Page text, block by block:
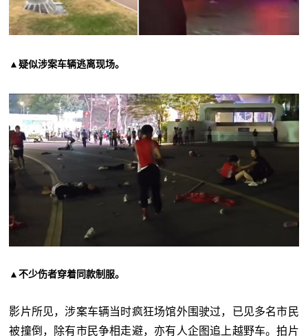
▲疑似涉案车辆逃离现场。
▲不少伤者穿着同款制服。
影片所见，涉案车辆当时疯狂场馆外围驶过，已见多名市民
被撞倒，除有市民争相走避，亦有人企图追上越野车。拍片